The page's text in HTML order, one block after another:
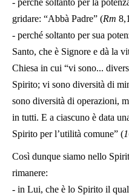
- perché soltanto per la
gridare: “Abbà Padre” (Rm
- perché soltanto per sua
Santo, che è Signore e dà la
Chiesa in cui “vi sono...
Spirito; vi sono diversità di
sono diversità di operazioni,
in tutti. E a ciascuno è data
Spirito per l’utilità comune” (
Così dunque siamo nello
rimanere:
- in Lui, che è lo Spirito il